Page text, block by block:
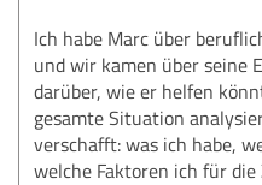
Ich habe Marc über
und wir kamen über seine
darüber, wie er helfen
gesamte Situation
verschafft: was ich habe,
welche Faktoren ich für